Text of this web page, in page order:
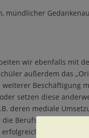
mündlicher
wir ebenfalls mit
üler außerdem das „
Beschäftigung
setzen diese
deren mediale
Berufsorientierung
Bewerbung.